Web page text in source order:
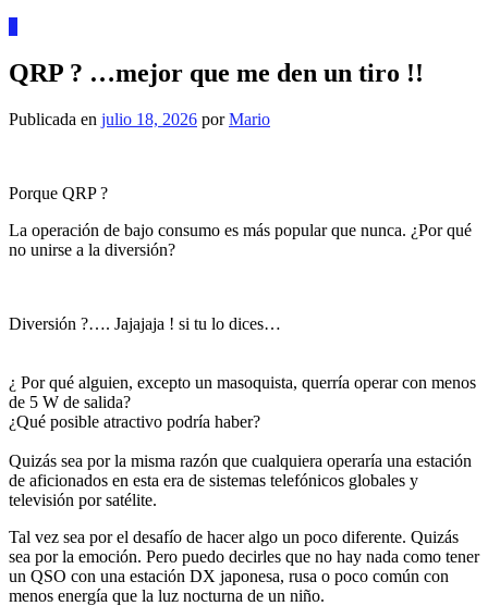
QRP ? …mejor que me den un tiro !!
Publicada en julio 18, 2026 porMario
Porque QRP ?
La operación de bajo consumo es más popular que nunca. ¿Por qué
no unirse a la diversión?
Diversión ?…. Jajajaja ! si tu lo dices…
¿ Por qué alguien, excepto un masoquista, querría operar con menos
de 5 W de salida?
¿Qué posible atractivo podría haber?
Quizás sea por la misma razón que cualquiera operaría una estación
de aficionados en esta era de sistemas telefónicos globales y
televisión por satélite.
Tal vez sea por el desafío de hacer algo un poco diferente. Quizás
sea por la emoción. Pero puedo decirles que no hay nada como tener
un QSO con una estación DX japonesa, rusa o poco común con
menos energía que la luz nocturna de un niño.